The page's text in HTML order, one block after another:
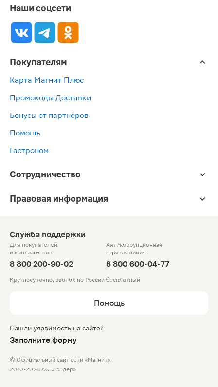
Наши соцсети
Покупателям
Карта Магнит Плюс
Промокоды Доставки
Бонусы от партнёров
Помощь
Гастроном
Сотрудничество
Правовая информация
Служба поддержки
Для покупателей
и контрагентов
8 800 200-90-02
Антикоррупционная
горячая линия
8 800 600-04-77
Круглосуточно, звонок по России бесплатный
Помощь
Нашли уязвимость на сайте?
Заполните форму
© Официальный сайт сети «Магнит».
2010-2026 АО «Тандер»